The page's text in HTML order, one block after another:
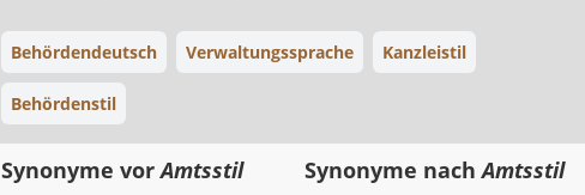
Behördendeutsch Verwaltungssprache Kanzleistil
Behördenstil
Synonyme vorAmtsstil Synonyme nachAmtsstil